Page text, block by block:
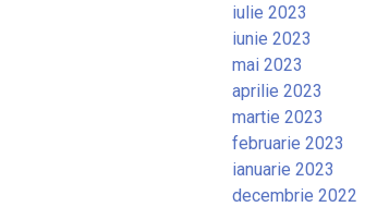
iulie 2023
iunie 2023
mai 2023
aprilie 2023
martie 2023
februarie 2023
ianuarie 2023
decembrie 2022